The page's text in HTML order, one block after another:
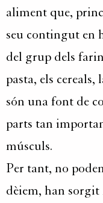
aliment que,
seu contingut en
del grup dels
pasta, els
són una font de
parts tan
músculs.
Per tant, no
dèiem, han sorgit